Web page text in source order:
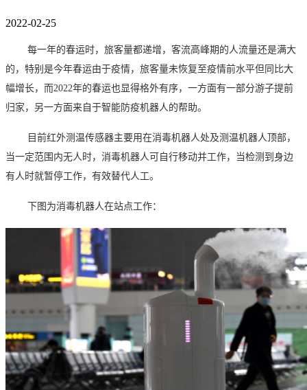
2022-02-25
每一年的春运时，旅客量都递增，客流高峰期的人流量还是满大
的，特别是今年春运由于疫情，旅客量未恢复至疫情前水平但同比大
幅增长， 而2022年的春运也显得格外有序，一方面有一部分游子提前
归家，另一方面来自于智能防疫机器人的帮助。
目前红外测温传感器主要用在消毒机器人处及测温机器人顶部，
当一定范围内无人时，消毒机器人可自行移动并工作，当检测到身边
有人时就暂停工作，有效替代人工。
下图为消毒机器人在站点工作：